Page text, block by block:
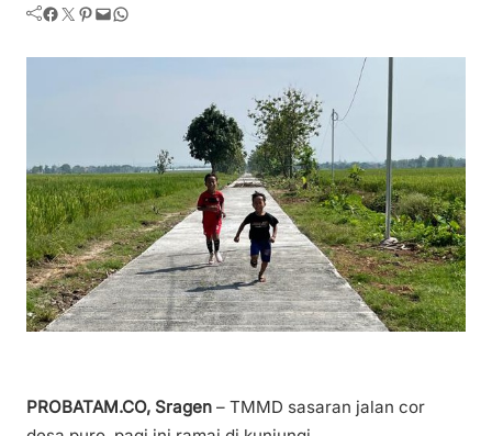
Facebook Twitter Pinterest Mail WhatsApp
PROBATAM.CO, Sragen – TMMD sasaran jalan cor